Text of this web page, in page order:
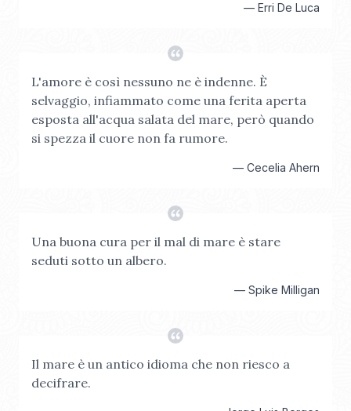
— Erri De Luca
L'amore è così nessuno ne è indenne. È
selvaggio, infiammato come una ferita aperta
esposta all'acqua salata del mare, però quando
si spezza il cuore non fa rumore.
— Cecelia Ahern
Una buona cura per il mal di mare è stare
seduti sotto un albero.
— Spike Milligan
Il mare è un antico idioma che non riesco a
decifrare.